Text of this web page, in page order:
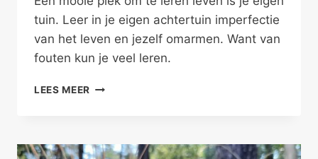
tuin. Leer in je eigen achtertuin imperfectie
van het leven en jezelf omarmen. Want van
fouten kun je veel leren.
LEES MEER VAN
LEREN